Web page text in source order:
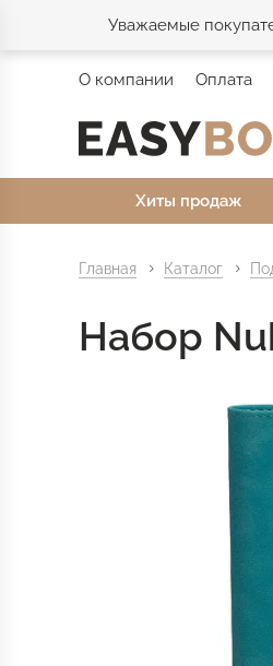
Уважаемые
О компании Оплата
Хиты продаж
Главная Каталог
Набор